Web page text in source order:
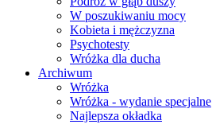
W poszukiwaniu mocy
Kobieta i mężczyzna
Psychotesty
Wróżka dla ducha
Archiwum
Wróżka
Wróżka - wydanie specjalne
Najlepsza okładka